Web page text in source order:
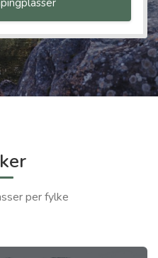
per fylke